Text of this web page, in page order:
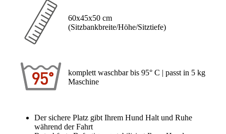
60x45x50 cm
(Sitzbankbreite/Höhe/Sitztiefe)
komplett waschbar bis 95° C | passt in 5 kg
Maschine
Der sichere Platz gibt Ihrem Hund Halt und Ruhe
während der Fahrt